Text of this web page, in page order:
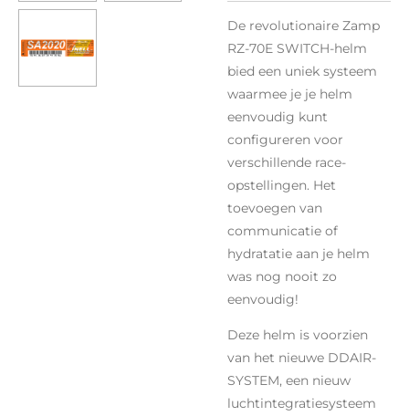
De revolutionaire Zamp
RZ-70E SWITCH-helm
bied een uniek systeem
waarmee je je helm
eenvoudig kunt
configureren voor
verschillende race-
opstellingen. Het
toevoegen van
communicatie of
hydratatie aan je helm
was nog nooit zo
eenvoudig!
Deze helm is voorzien
van het nieuwe DDAIR-
SYSTEM, een nieuw
luchtintegratiesysteem